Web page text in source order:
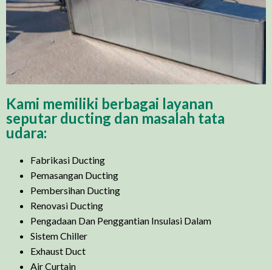
Kami memiliki berbagai layanan
seputar ducting dan masalah tata
udara:
Fabrikasi Ducting
Pemasangan Ducting
Pembersihan Ducting
Renovasi Ducting
Pengadaan Dan Penggantian Insulasi Dalam
Sistem Chiller
Exhaust Duct
Air Curtain